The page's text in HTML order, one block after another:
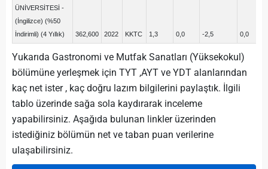
ÜNİVERSİTESİ -
(İngilizce) (%50
İndirimli) (4 Yıllık)
362,600 2022 KKTC 1,3 0,0 -2,5 0,0
Yukarıda Gastronomi ve Mutfak Sanatları (Yüksekokul)
bölümüne yerleşmek için TYT ,AYT ve YDT alanlarından
kaç net ister , kaç doğru lazım bilgilerini paylaştık. İlgili
tablo üzerinde sağa sola kaydırarak inceleme
yapabilirsiniz. Aşağıda bulunan linkler üzerinden
istediğiniz bölümün net ve taban puan verilerine
ulaşabilirsiniz.